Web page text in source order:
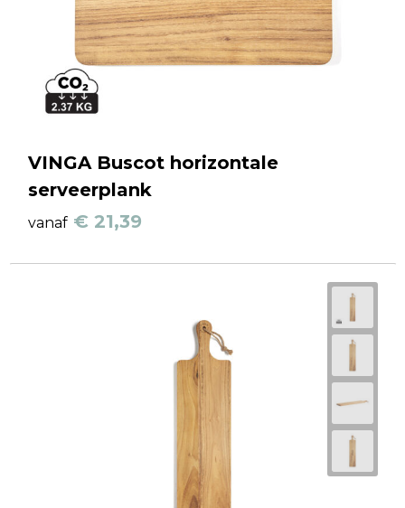
VINGA Buscot horizontale
serveerplank
vanaf € 21,39